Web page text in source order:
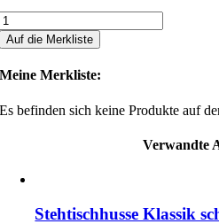
Auf die Merkliste
Meine Merkliste:
Es befinden sich keine Produkte auf
Verwandte
Stehtischhusse Klassik